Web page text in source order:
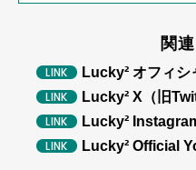
関
Lucky² オフィシ
Lucky² X（旧
Lucky²
Lucky² Official